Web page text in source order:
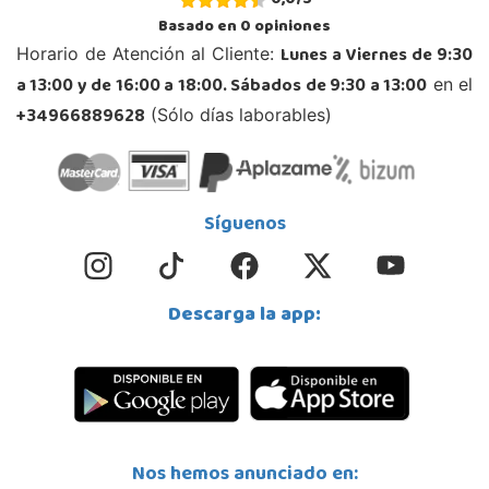
Ciudad Real
Parque Comercial Puerta del Ave local 5 (Avenida de la ciencia nº9)
13005, Ciudad Real
926 230 093
Localizar Tienda
Juguetilandia Cocentaina
Avd. Alicante,27 (Carretera N-340)
POCAS UNIDADES
Córdoba
Basado en0opiniones
Horario de Atención al Cliente: Lunes a Viernes de 9:30
a 13:00 y de 16:00 a 18:00. Sábados de 9:30 a 13:00 en el
+34966889628 (Sólo días laborables)
Síguenos
Descarga la app:
Nos hemos anunciado en: